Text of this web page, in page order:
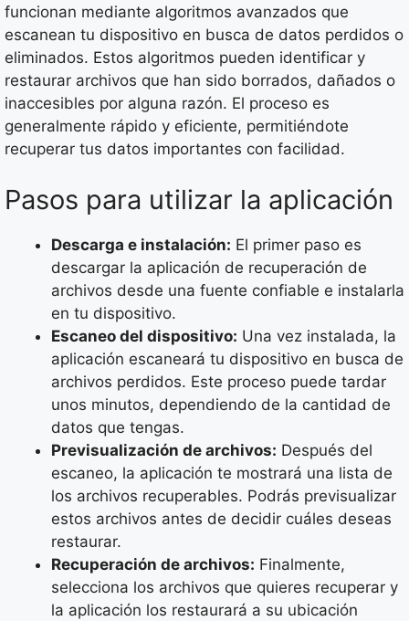
funcionan mediante algoritmos avanzados que
escanean tu dispositivo en busca de datos perdidos o
eliminados. Estos algoritmos pueden identificar y
restaurar archivos que han sido borrados, dañados o
inaccesibles por alguna razón. El proceso es
generalmente rápido y eficiente, permitiéndote
recuperar tus datos importantes con facilidad.
Pasos para utilizar la aplicación
Descarga e instalación: El primer paso es
descargar la aplicación de recuperación de
archivos desde una fuente confiable e instalarla
en tu dispositivo.
Escaneo del dispositivo: Una vez instalada, la
aplicación escaneará tu dispositivo en busca de
archivos perdidos. Este proceso puede tardar
unos minutos, dependiendo de la cantidad de
datos que tengas.
Previsualización de archivos: Después del
escaneo, la aplicación te mostrará una lista de
los archivos recuperables. Podrás previsualizar
estos archivos antes de decidir cuáles deseas
restaurar.
Recuperación de archivos: Finalmente,
selecciona los archivos que quieres recuperar y
la aplicación los restaurará a su ubicación